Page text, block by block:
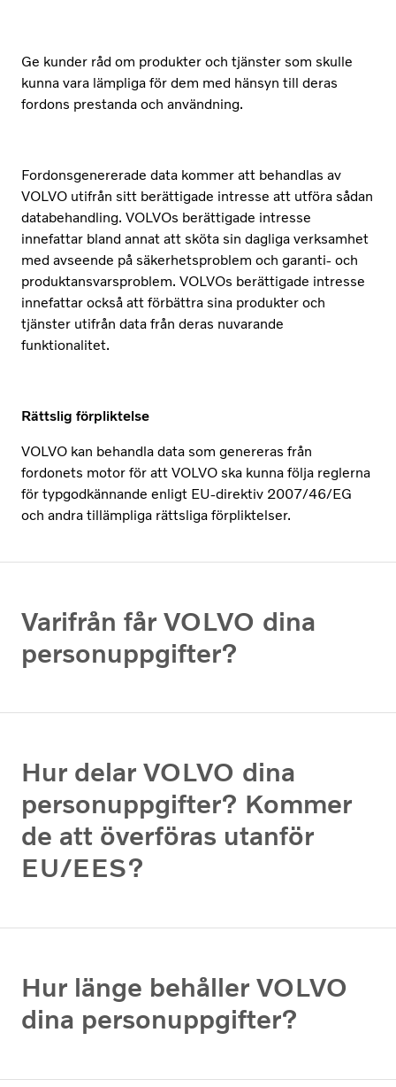
Ge kunder råd om produkter och tjänster som skulle
kunna vara lämpliga för dem med hänsyn till deras
fordons prestanda och användning.
Fordonsgenererade data kommer att behandlas av
VOLVO utifrån sitt berättigade intresse att utföra sådan
databehandling. VOLVOs berättigade intresse
innefattar bland annat att sköta sin dagliga verksamhet
med avseende på säkerhetsproblem och garanti- och
produktansvarsproblem. VOLVOs berättigade intresse
innefattar också att förbättra sina produkter och
tjänster utifrån data från deras nuvarande
funktionalitet.
Rättslig förpliktelse
VOLVO kan behandla data som genereras från
fordonets motor för att VOLVO ska kunna följa reglerna
för typgodkännande enligt EU-direktiv 2007/46/EG
och andra tillämpliga rättsliga förpliktelser.
Varifrån får VOLVO dina
personuppgifter?
Hur delar VOLVO dina
personuppgifter? Kommer
de att överföras utanför
EU/EES?
Hur länge behåller VOLVO
dina personuppgifter?